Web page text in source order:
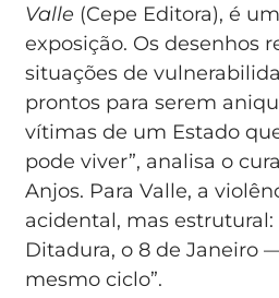
Valle (Cepe Editora), é
exposição. Os desenhos
situações de
prontos para serem
vítimas de um Estado
pode viver”, analisa o
Anjos. Para Valle, a
acidental, mas estrutural:
Ditadura, o 8 de Janeiro
mesmo ciclo”.